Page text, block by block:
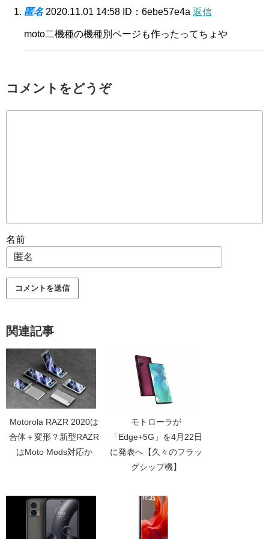
匿名 2020.11.01 14:58 ID：6ebe57e4a 返信
moto二機種の機種別ページも作ったってちょや
コメントをどうぞ
名前
関連記事
Motorola RAZR 2020は
合体＋変形？新型RAZR
はMoto Mods対応か
モトローラが
「Edge+5G」を4月22日
に発表へ【久々のフラッ
グシップ機】